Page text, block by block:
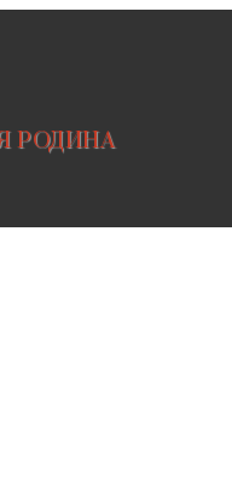
РОДИНА